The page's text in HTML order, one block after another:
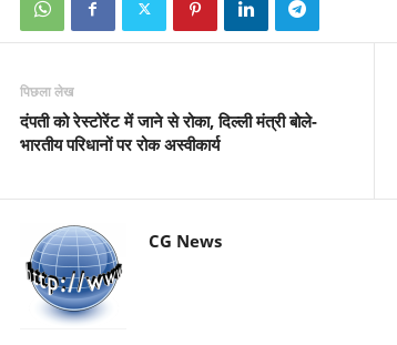
पिछला लेख
दंपती को रेस्टोरेंट में जाने से रोका, दिल्ली मंत्री बोले-
भारतीय परिधानों पर रोक अस्वीकार्य
CG News